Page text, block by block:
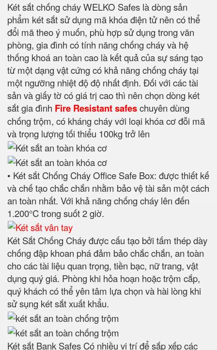
Két sắt chống cháy WELKO Safes là dòng sản
phẩm két sắt sử dụng mã khóa điện tử nên có thể
đổi mã theo ý muốn, phù hợp sử dụng trong văn
phòng, gia đình có tính năng chống cháy và hệ
thống khoá an toàn cao là kết quả của sự sáng tạo
từ một dạng vật cứng có khả năng chống cháy tại
một ngưỡng nhiệt độ độ nhất định. Đối với các tài
sản và giấy tờ có giá trị cao thì nên chọn dòng két
sắt gia đình Fire Resistant safeschuyên dùng
chống trộm, có kháng cháy với loại khóa cơ đỗi mã
và trọng lượng tối thiểu 100kg trở lên
• Két sắt Chống Cháy Office Safe Box: được thiết kế
và chế tạo chắc chắn nhằm bảo vệ tài sản một cách
an toàn nhất. Với khả năng chống cháy lên đến
1.200°C trong suốt 2 giờ.
Két Sắt Chống Cháy được cấu tạo bởi tấm thép dày
chống đập khoan phá đảm bảo chắc chắn, an toàn
cho các tài liệu quan trọng, tiền bạc, nữ trang, vật
dụng quý giá. Phòng khi hỏa hoạn hoặc trộm cắp,
quý khách có thể yên tâm lựa chọn và hài lòng khi
sử sụng két sắt xuất khẩu.
Két sắt Bank Safes Có nhiều vị trí để sắp xếp các